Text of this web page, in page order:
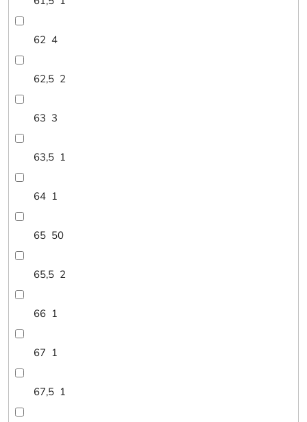
62 4
62,5 2
63 3
63,5 1
64 1
65 50
65,5 2
66 1
67 1
67,5 1